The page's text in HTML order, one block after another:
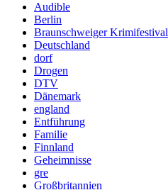
Audible
Berlin
Braunschweiger Krimifestival
Deutschland
dorf
Drogen
DTV
Dänemark
england
Entführung
Familie
Finnland
Geheimnisse
gre
Großbritannien